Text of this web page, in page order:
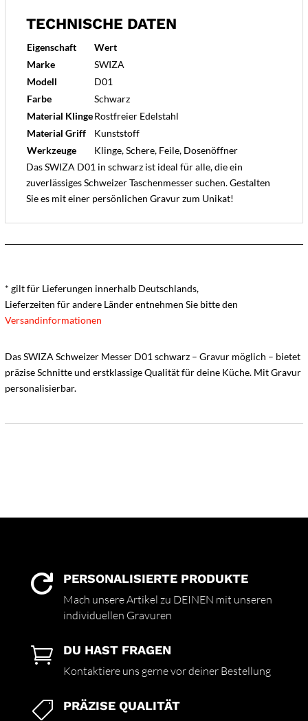
TECHNISCHE DATEN
Eigenschaft
Wert
Marke
SWIZA
Modell
D01
Farbe
Schwarz
Material KlingeRostfreier Edelstahl
Material Griff
Kunststoff
Werkzeuge
Klinge, Schere, Feile, Dosenöffner
Das SWIZA D01 in schwarz ist ideal für alle, die ein
zuverlässiges Schweizer Taschenmesser suchen. Gestalten
Sie es mit einer persönlichen Gravur zum Unikat!
* gilt für Lieferungen innerhalb Deutschlands,
Lieferzeiten für andere Länder entnehmen Sie bitte den
Versandinformationen
Das SWIZA Schweizer Messer D01 schwarz – Gravur möglich – bietet
präzise Schnitte und erstklassige Qualität für deine Küche. Mit Gravur
personalisierbar.
 PERSONALISIERTE PRODUKTE
Mach unsere Artikel zu DEINEN mit unseren
individuellen Gravuren
 DU HAST FRAGEN
Kontaktiere uns gerne vor deiner Bestellung
 PRÄZISE QUALITÄT